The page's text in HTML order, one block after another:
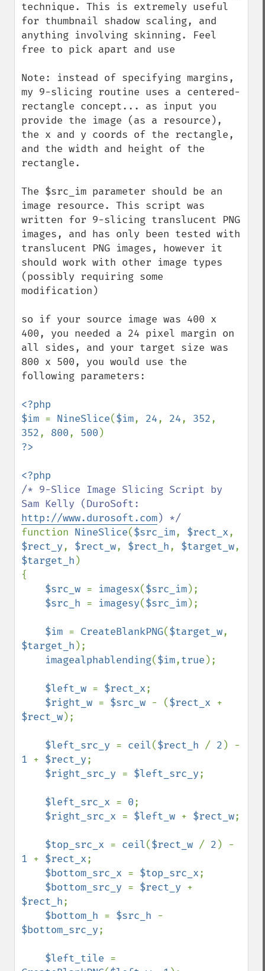
technique. This is extremely useful
for thumbnail shadow scaling, and
anything involving skinning. Feel
free to pick apart and use
Note: instead of specifying margins,
my 9-slicing routine uses a centered-
rectangle concept... as input you
provide the image (as a resource),
the x and y coords of the rectangle,
and the width and height of the
rectangle.
The $src_im parameter should be an
image resource. This script was
written for 9-slicing translucent PNG
images, and has only been tested with
translucent PNG images, however it
should work with other image types
(possibly requiring some
modification)
so if your source image was 400 x
400, you needed a 24 pixel margin on
all sides, and your target size was
800 x 500, you would use the
following parameters:
<?php
$im = NineSlice($im, 24, 24, 352
352, 800, 500
/* 9-Slice Image Slicing Script by
http://www.durosoft.com
function NineSlice($src_im, $rect_x
$rect_y, $rect_w, $rect_h, $target_w
$target_h )
{
$src_w = imagesx($src_im);
$src_h = imagesy($src_im);
$im = CreateBlankPNG($target_w
$target_h );
imagealphablending($im,true );
$left_w = $rect_x;
$right_w = $src_w - ($rect_x
$rect_w);
$left_src_y = ceil($rect_h / 2
1 + $rect_y;
$right_src_y = $left_src_y;
$left_src_x = 0;
$right_src_x = $left_w + $rect_w;
$top_src_x = ceil($rect_w / 2
1 + $rect_x;
$bottom_src_x = $top_src_x;
$bottom_src_y = $rect_y
$rect_h;
$bottom_h = $src_h
$bottom_src_y;
$left_tile